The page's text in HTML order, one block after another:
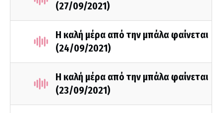
(27/09/2021)
Η καλή μέρα από την μπάλα φαίνεται
(24/09/2021)
Η καλή μέρα από την μπάλα φαίνεται
(23/09/2021)